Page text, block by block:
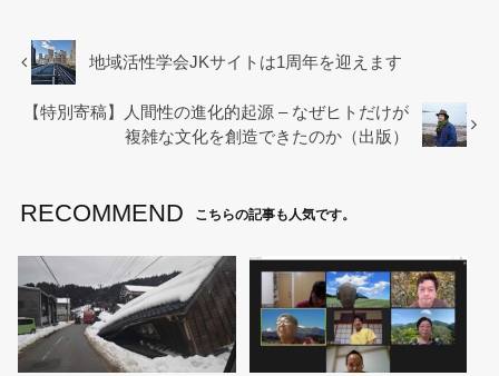
b
o
o
地域活性学会JKサイトは1周年を迎えます
【特別寄稿】人間性の進化的起源 – なぜヒトだけが
複雑な文化を創造できたのか（出版）
RECOMMEND こちらの記事も人気です。